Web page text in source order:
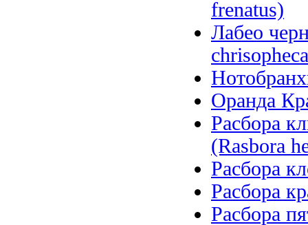
frenatus)
Лабео
Оранда
Расбора
(Rasbora
Расбора
Расбора
Расбора